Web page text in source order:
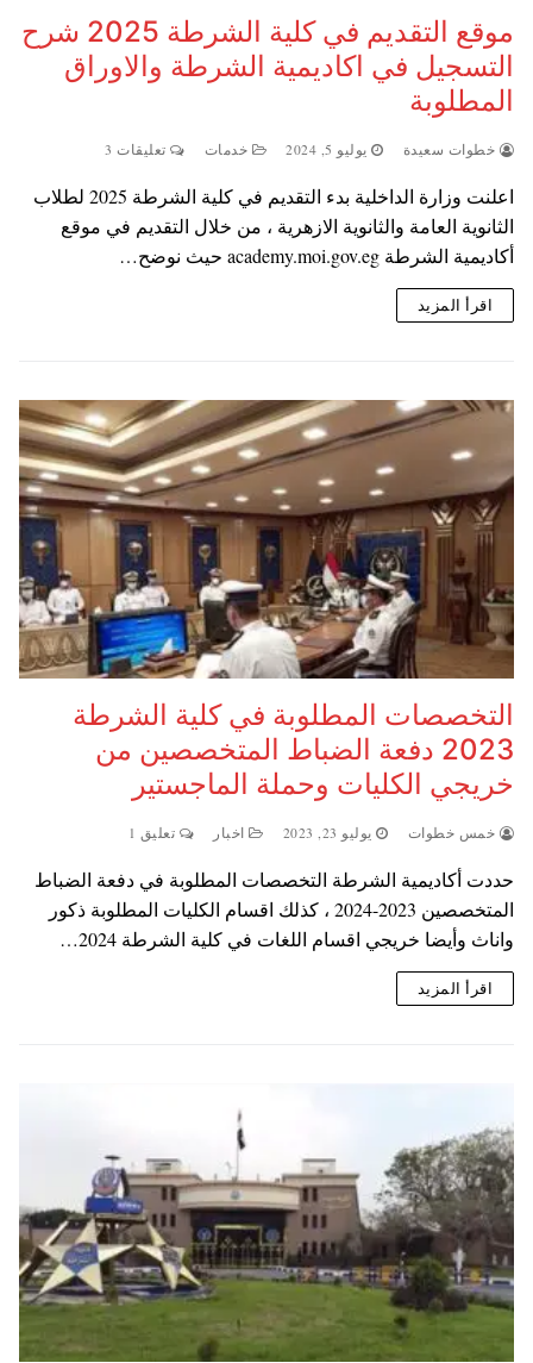
موقع التقديم في كلية الشرطة 2025 شرح
التسجيل في اكاديمية الشرطة والاوراق
المطلوبة
خطوات سعيدة يوليو 5, 2024 خدمات تعليقات 3
اعلنت وزارة الداخلية بدء التقديم في كلية الشرطة 2025 لطلاب
الثانوية العامة والثانوية الازهرية ، من خلال التقديم في موقع
أكاديمية الشرطة academy.moi.gov.eg حيث نوضح…
اقرأ المزيد
التخصصات المطلوبة في كلية الشرطة
2023 دفعة الضباط المتخصصين من
خريجي الكليات وحملة الماجستير
خمس خطوات يوليو 23, 2023 اخبار تعليق 1
حددت أكاديمية الشرطة التخصصات المطلوبة في دفعة الضباط
المتخصصين 2023-2024 ، كذلك اقسام الكليات المطلوبة ذكور
واناث وأيضا خريجي اقسام اللغات في كلية الشرطة 2024…
اقرأ المزيد